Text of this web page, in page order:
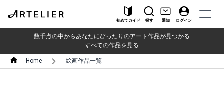
初めてガイド 探す 通知 ログイン
数千点の中からあなたにぴったりのアート作品が見つかる
すべての作品を見る
Home 絵画作品一覧